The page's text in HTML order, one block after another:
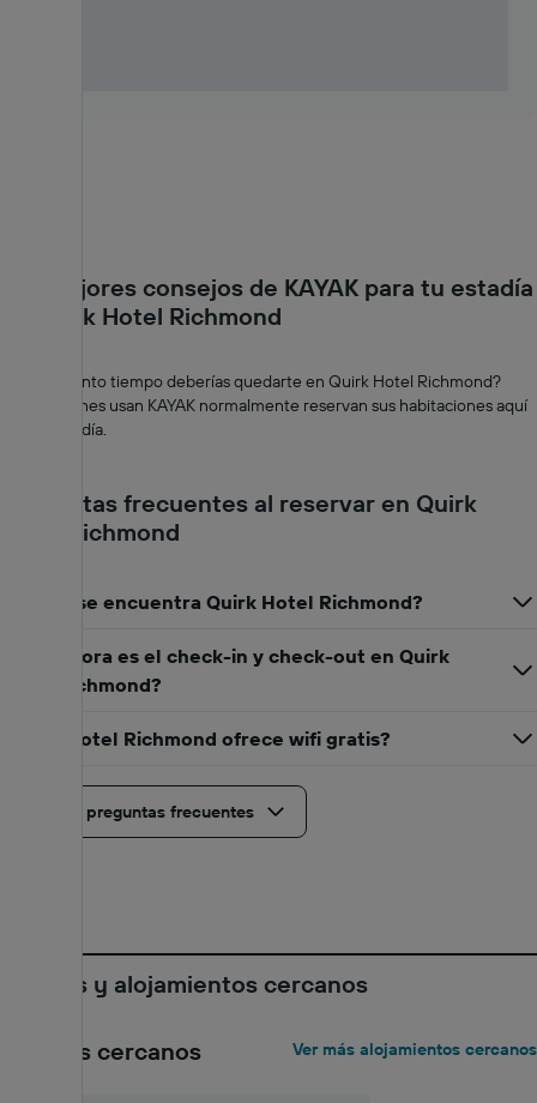
Los mejores consejos de KAYAK para tu estadía
en Quirk Hotel Richmond
¿Cuánto tiempo deberías quedarte en Quirk Hotel Richmond?
Quienes usan KAYAK normalmente reservan sus habitaciones aquí
por 1 día.
Preguntas frecuentes al reservar en Quirk
Hotel Richmond
¿Dónde se encuentra Quirk Hotel Richmond?
¿A qué hora es el check-in y check-out en Quirk
Hotel Richmond?
¿Quirk Hotel Richmond ofrece wifi gratis?
Ver más preguntas frecuentes
Hoteles y alojamientos cercanos
Los más cercanos Ver más alojamientos cercanos